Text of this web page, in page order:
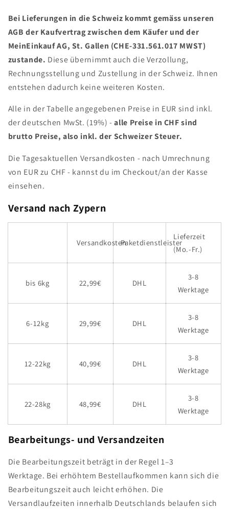
Bei Lieferungen in die Schweiz kommt gemäss unseren
AGB der Kaufvertrag zwischen dem Käufer und der
MeinEinkauf AG, St. Gallen (CHE-331.561.017 MWST)
zustande. Diese übernimmt auch die Verzollung,
Rechnungsstellung und Zustellung in der Schweiz. Ihnen
entstehen dadurch keine weiteren Kosten.
Alle in der Tabelle angegebenen Preise in EUR sind inkl.
der deutschen MwSt. (19%) -alle Preise in CHF sind
brutto Preise, also inkl. der Schweizer Steuer.
Die Tagesaktuellen Versandkosten - nach Umrechnung
von EUR zu CHF - kannst du im Checkout/an der Kasse
einsehen.
Versand nach Zypern
VersandkostenPaketdienstleister
Lieferzeit
(Mo.-Fr.)
bis 6kg 22,99€ DHL
3-8
Werktage
6-12kg 29,99€ DHL
3-8
Werktage
12-22kg 40,99€ DHL
3-8
Werktage
22-28kg 48,99€ DHL
3-8
Werktage
Bearbeitungs- und Versandzeiten
Die Bearbeitungszeit beträgt in der Regel 1–3
Werktage. Bei erhöhtem Bestellaufkommen kann sich die
Bearbeitungszeit auch leicht erhöhen. Die
Versandlaufzeiten innerhalb Deutschlands belaufen sich